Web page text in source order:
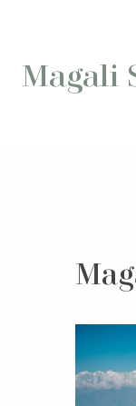
Magali